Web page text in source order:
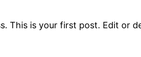
This is your first post. Edit or